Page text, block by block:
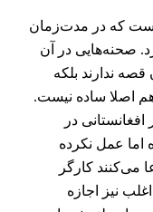
که در مدت‌زمان
صحنه‌هایی در آن
ندارند بلکه
اصلا ساده نیست.
در
عمل نکرده
می‌کنند کارگر
نیز اجازه